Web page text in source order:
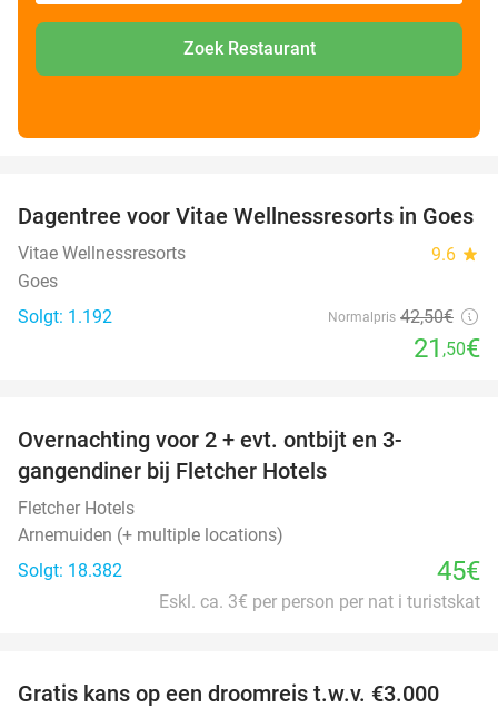
Zoek Restaurant
49%
Dagentree voor Vitae Wellnessresorts in Goes
Vitae Wellnessresorts 9.6 star
Goes
Solgt: 1.192
Normalpris 42,50€
21 ,50€
Overnachting voor 2 + evt. ontbijt en 3-
gangendiner bij Fletcher Hotels
Fletcher Hotels
Arnemuiden (+ multiple locations)
Solgt: 18.382
45€
Eskl. ca. 3€ per person per nat i turistskat
Gratis kans op een droomreis t.w.v. €3.000